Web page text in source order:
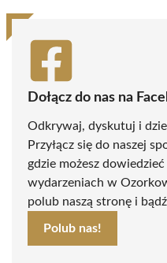
Dołącz do nas na
Odkrywaj, dyskutuj i
Przyłącz się do naszej
gdzie możesz
wydarzeniach w
polub naszą stronę i
Polub nas!